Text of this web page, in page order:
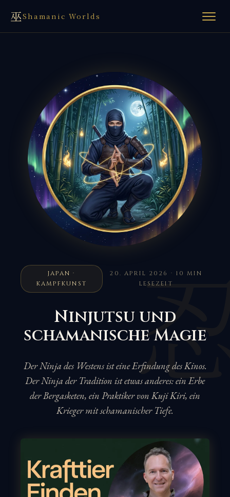
巫Shamanic Worlds
JAPAN ·
KAMPFKUNST
20. APRIL 2026 · 10 MIN
LESEZEIT
Ninjutsu und
schamanische Magie
Der Ninja des Westens ist eine Erfindung des Kinos.
Der Ninja der Tradition ist etwas anderes: ein Erbe
der Bergasketen, ein Praktiker von Kuji Kiri, ein
Krieger mit schamanischer Tiefe.